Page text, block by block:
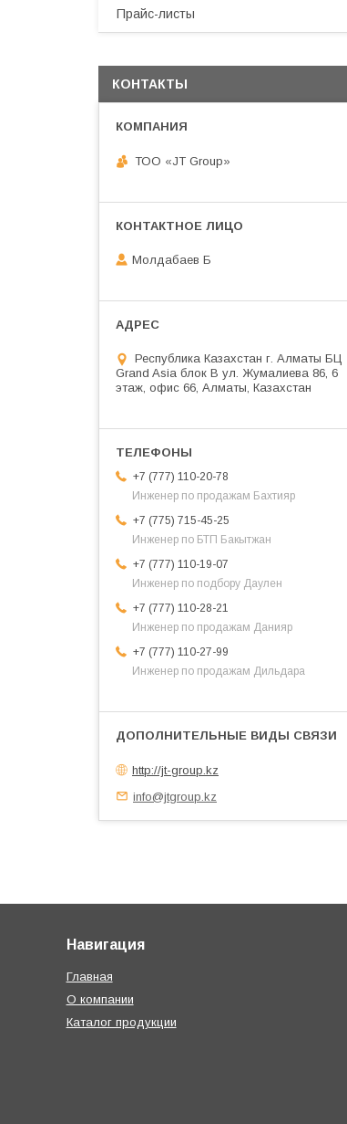
Прайс-листы
КОНТАКТЫ
ТОО «JT Group»
Молдабаев Б
Республика Казахстан г. Алматы БЦ
Grand Asia блок B ул. Жумалиева 86, 6
этаж, офис 66, Алматы, Казахстан
+7 (777) 110-20-78
Инженер по продажам Бахтияр
+7 (775) 715-45-25
Инженер по БТП Бакытжан
+7 (777) 110-19-07
Инженер по подбору Даулен
+7 (777) 110-28-21
Инженер по продажам Данияр
+7 (777) 110-27-99
Инженер по продажам Дильдара
http://jt-group.kz
info@jtgroup.kz
Навигация
Главная
О компании
Каталог продукции